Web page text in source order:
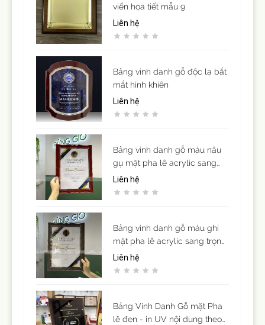
viền họa tiết mẫu 9
Liên hệ
Bảng vinh danh gỗ độc lạ bắt
mắt hình khiên
Liên hệ
Bảng vinh danh gỗ màu nâu
gụ mặt pha lê acrylic sang
trọng ( để vừa giấy khen cỡ
A4)
Liên hệ
Bảng vinh danh gỗ màu ghi
mặt pha lê acrylic sang trọng
( để vừa giấy khen cỡ A4)
Liên hệ
Bảng Vinh Danh Gỗ mặt Pha
lê đen - in UV nội dung theo